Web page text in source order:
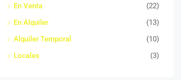
En Venta
(22)
En Alquiler
(13)
Alquiler Temporal
(10)
Locales
(3)